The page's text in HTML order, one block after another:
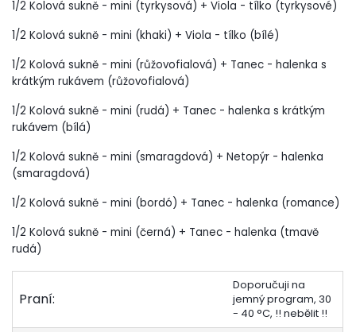
1/2 Kolová sukně - mini (tyrkysová) + Viola - tílko (tyrkysové)
1/2 Kolová sukně - mini (khaki) + Viola - tílko (bílé)
1/2 Kolová sukně - mini (růžovofialová) + Tanec - halenka s
krátkým rukávem (růžovofialová)
1/2 Kolová sukně - mini (rudá) + Tanec - halenka s krátkým
rukávem (bílá)
1/2 Kolová sukně - mini (smaragdová) + Netopýr - halenka
(smaragdová)
1/2 Kolová sukně - mini (bordó) + Tanec - halenka (romance)
1/2 Kolová sukně - mini (černá) + Tanec - halenka (tmavě
rudá)
Praní:
Doporučuji na
jemný program, 30
- 40 °C, !! nebělit !!